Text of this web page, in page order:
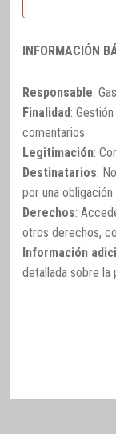
INFORMACIÓN
Responsable:
Finalidad:
comentarios
Legitimación:
Destinatarios:
por una obligación
Derechos:
otros derechos,
Información
detallada sobre